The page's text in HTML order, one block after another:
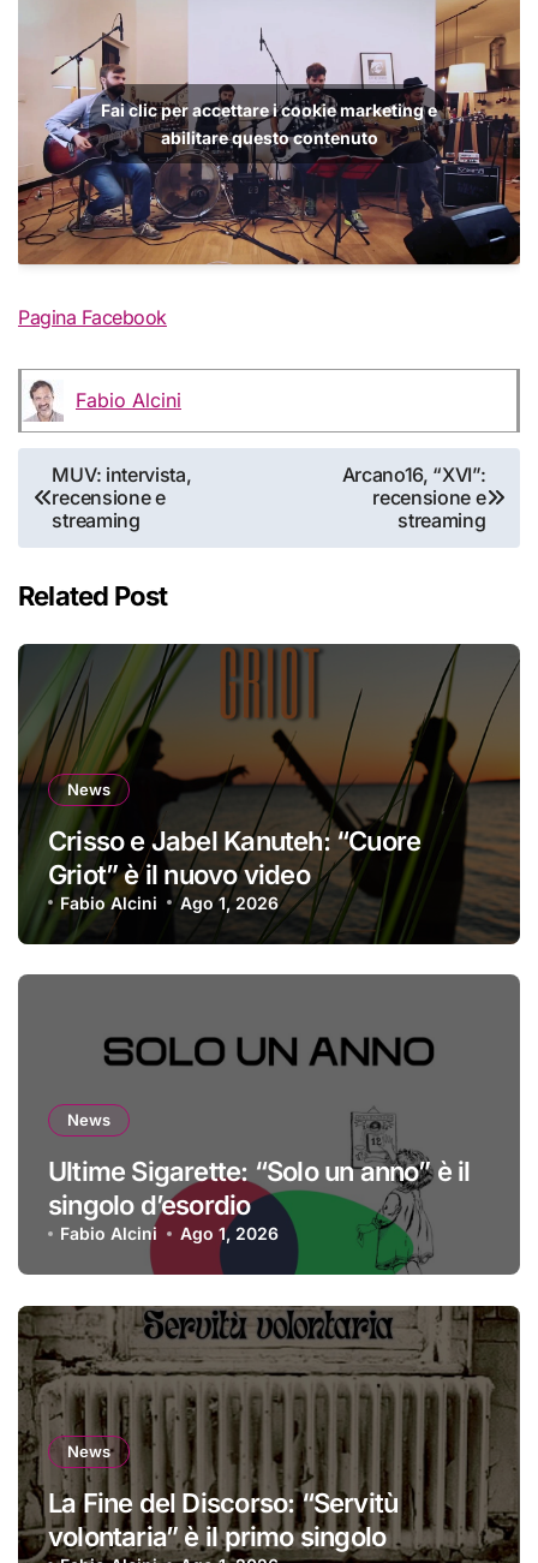
Fai clic per accettare i cookie marketing e
abilitare questo contenuto
Pagina Facebook
Fabio Alcini
Navigazione
articoli
MUV: intervista,
recensione e
streaming
Arcano16, “XVI”:
recensione e
streaming
Related Post
News
Crisso e Jabel Kanuteh: “Cuore
Griot” è il nuovo video
Fabio Alcini Ago 1, 2026
News
Ultime Sigarette: “Solo un anno” è il
singolo d’esordio
Fabio Alcini Ago 1, 2026
News
La Fine del Discorso: “Servitù
volontaria” è il primo singolo